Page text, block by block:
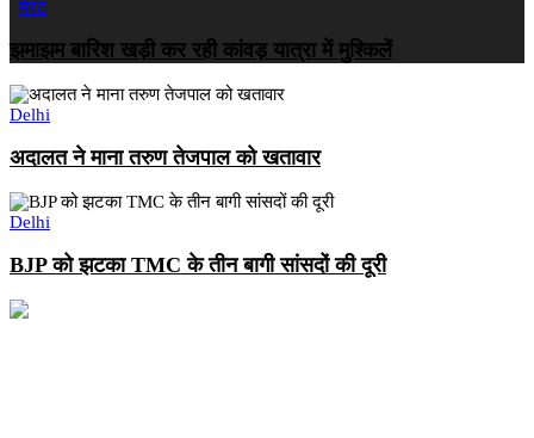
मेरठ
झमाझम बारिश खड़ी कर रही कांवड़ यात्रा में मुश्किलें
Delhi
अदालत ने माना तरुण तेजपाल को खतावार
Delhi
BJP को झटका TMC के तीन बागी सांसदों की दूरी